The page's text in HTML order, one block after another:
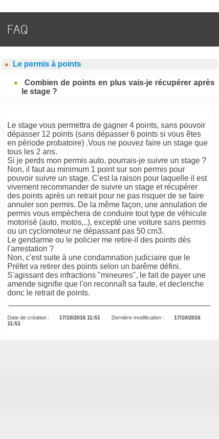
FAQ
Le permis à points
Combien de points en plus vais-je récupérer après
le stage ?
Le stage vous permettra de gagner 4 points, sans pouvoir
dépasser 12 points (sans dépasser 6 points si vous êtes
en période probatoire) .Vous ne pouvez faire un stage que
tous les 2 ans.
Si je perds mon permis auto, pourrais-je suivre un stage ?
Non, il faut au minimum 1 point sur son permis pour
pouvoir suivre un stage. C'est la raison pour laquelle il est
vivement recommander de suivre un stage et récupérer
des points après un retrait pour ne pas risquer de se faire
annuler son permis. De la même façon, une annulation de
permis vous empèchera de conduire tout type de véhicule
motorisé (auto, motos,..), excepté une voiture sans permis
ou un cyclomoteur ne dépassant pas 50 cm3.
Le gendarme ou le policier me retire-il des points dès
l'arrestation ?
Non, c'est suite à une condamnation judiciaire que le
Préfet va retirer des points selon un barême défini.
S'agissant des infractions "mineures", le fait de payer une
amende signifie que l'on reconnaît sa faute, et declenche
donc le retrait de points.
Date de création : 17/10/2016 11:51 Dernière modification :
17/10/2016
11:51